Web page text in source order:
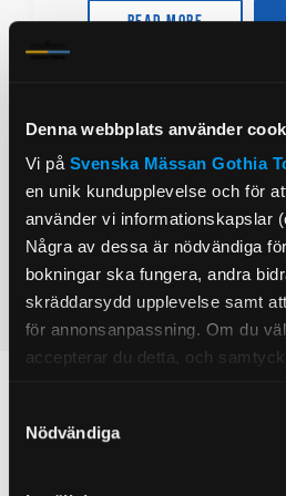
Denna webbplats använder
Vi på Svenska Mässan Gothia
en unik kundupplevelse och för
använder vi informationskapslar
Några av dessa är nödvändiga
bokningar ska fungera, andra
skräddarsydd upplevelse samt
för annonsanpassning. Om du
accepterar du detta, och
marknadsföringspartners. Detta
data bearbetas i USA. Om du
Nödvändiga
Read more
What’s
When you stay with us at
close to Gothenburg’s
natural areas, and